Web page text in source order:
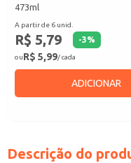
473ml
A partir de 6 unid.
R$ 5,79 -3%
ouR$ 5,99/ cada
ADICIONAR
Descrição do